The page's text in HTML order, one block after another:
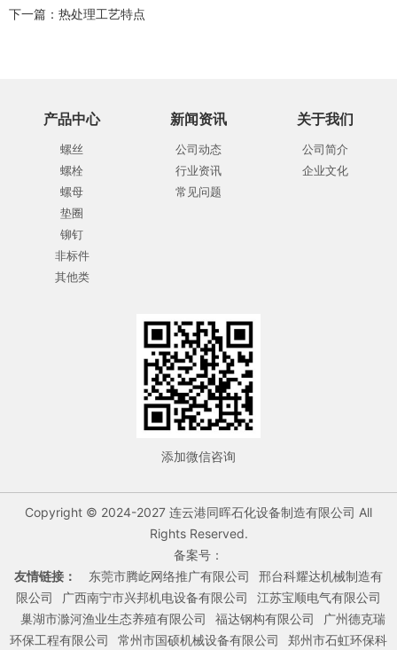
下一篇： 热处理工艺特点
产品中心
螺丝
螺栓
螺母
垫圈
铆钉
非标件
其他类
新闻资讯
公司动态
行业资讯
常见问题
关于我们
公司简介
企业文化
添加微信咨询
Copyright © 2024-2027 连云港同晖石化设备制造有限公司 All
Rights Reserved.
备案号：
友情链接：
东莞市腾屹网络推广有限公司
邢台科耀达机械制造有
限公司
广西南宁市兴邦机电设备有限公司
江苏宝顺电气有限公司
巢湖市滁河渔业生态养殖有限公司
福达钢构有限公司
广州德克瑞
环保工程有限公司
常州市国硕机械设备有限公司 郑州市石虹环保科